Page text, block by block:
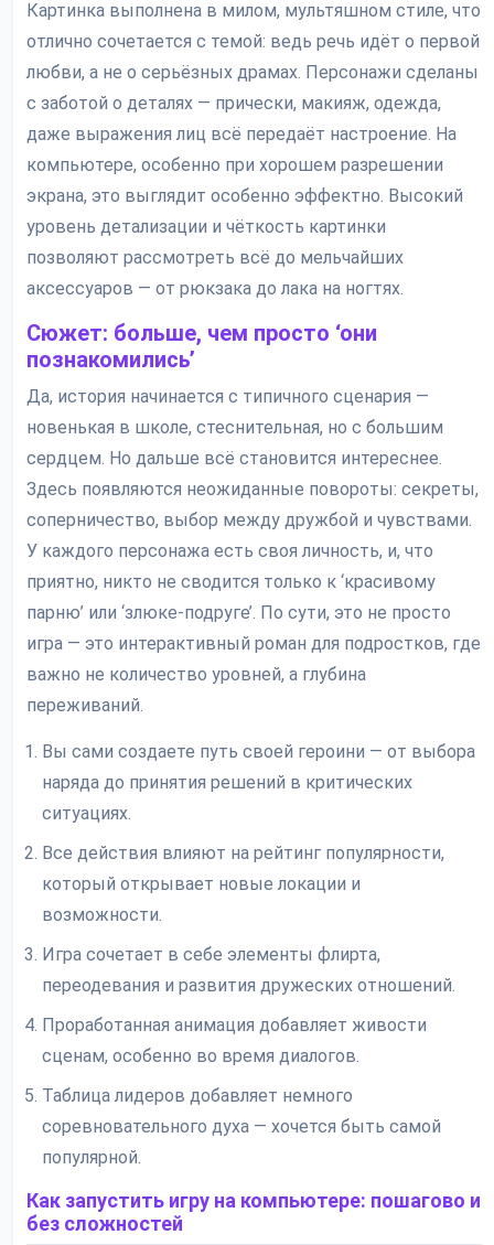
Картинка выполнена в милом, мультяшном стиле, что
отлично сочетается с темой: ведь речь идёт о первой
любви, а не о серьёзных драмах. Персонажи сделаны
с заботой о деталях — прически, макияж, одежда,
даже выражения лиц всё передаёт настроение. На
компьютере, особенно при хорошем разрешении
экрана, это выглядит особенно эффектно. Высокий
уровень детализации и чёткость картинки
позволяют рассмотреть всё до мельчайших
аксессуаров — от рюкзака до лака на ногтях.
Сюжет: больше, чем просто ‘они
познакомились’
Да, история начинается с типичного сценария —
новенькая в школе, стеснительная, но с большим
сердцем. Но дальше всё становится интереснее.
Здесь появляются неожиданные повороты: секреты,
соперничество, выбор между дружбой и чувствами.
У каждого персонажа есть своя личность, и, что
приятно, никто не сводится только к ‘красивому
парню’ или ‘злюке-подруге’. По сути, это не просто
игра — это интерактивный роман для подростков, где
важно не количество уровней, а глубина
переживаний.
Вы сами создаете путь своей героини — от выбора
наряда до принятия решений в критических
ситуациях.
Все действия влияют на рейтинг популярности,
который открывает новые локации и
возможности.
Игра сочетает в себе элементы флирта,
переодевания и развития дружеских отношений.
Проработанная анимация добавляет живости
сценам, особенно во время диалогов.
Таблица лидеров добавляет немного
соревновательного духа — хочется быть самой
популярной.
Как запустить игру на компьютере: пошагово и
без сложностей